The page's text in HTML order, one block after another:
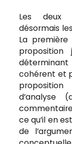
Les deux
désormais
La
cohérent et
d’analyse
ce qu’il en
de